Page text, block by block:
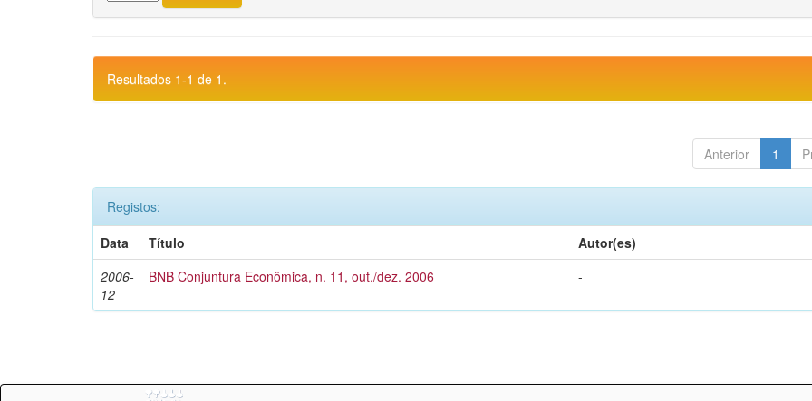
Resultados 1-1 de 1.
Anterior 1
Registos:
Data
Título
Autor(es)
2006-
12
BNB Conjuntura Econômica, n. 11, out./dez. 2006 -